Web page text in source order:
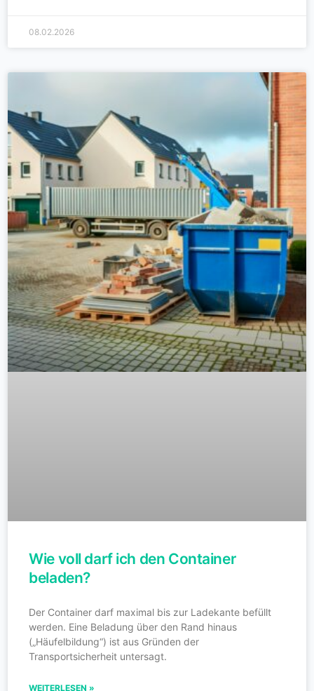
08.02.2026
Wie voll darf ich den Container
beladen?
Der Container darf maximal bis zur Ladekante befüllt
werden. Eine Beladung über den Rand hinaus
(„Häufelbildung“) ist aus Gründen der
Transportsicherheit untersagt.
WEITERLESEN »